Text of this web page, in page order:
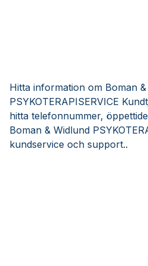
Hitta information om Boman
PSYKOTERAPISERVICE
hitta telefonnummer,
Boman & Widlund
kundservice och support..